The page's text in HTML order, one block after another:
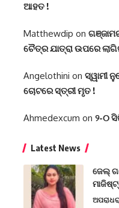
ଆହତ !
Matthewdip on
ଚୈତ୍ର ଯାତ୍ରା ଉପରେ
Angelothini on ସ୍ୱାମୀ
ଚୋଟରେ ସ୍ତ୍ରୀ ମୃତ !
Ahmedexcum on ୨-୦
Latest News
ଜେଲ୍
ଅପରାଧ